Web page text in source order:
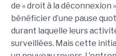
de « droit à la déconnexion
bénéficier d’une pause
durant laquelle leurs
surveillées. Mais cette